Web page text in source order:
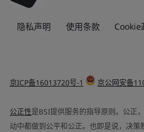
隐私声明 使用条款 Cookie
京ICP备16013720号-1 京公网安备
公正性是BSI提供服务的指导原则。公正
动中都做到公平和公正。也即是说，决